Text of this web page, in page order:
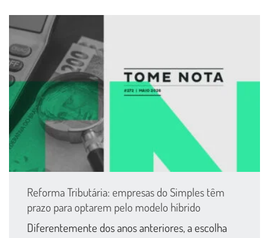
Reforma Tributária: empresas do Simples têm
prazo para optarem pelo modelo híbrido
Diferentemente dos anos anteriores, a escolha